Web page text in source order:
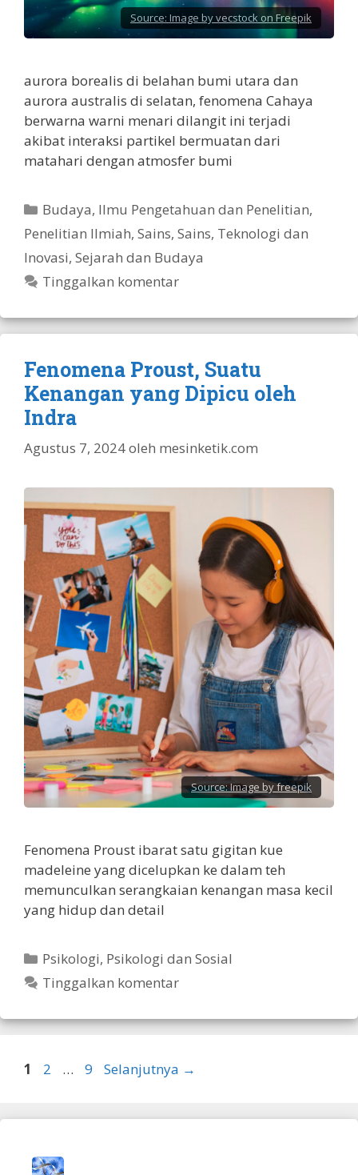
Source: Image by vecstock on Freepik
aurora borealis di belahan bumi utara dan
aurora australis di selatan, fenomena Cahaya
berwarna warni menari dilangit ini terjadi
akibat interaksi partikel bermuatan dari
matahari dengan atmosfer bumi
Kategori
Budaya, Ilmu Pengetahuan dan Penelitian,
Penelitian Ilmiah, Sains, Sains, Teknologi dan
Inovasi, Sejarah dan Budaya
Tinggalkan komentar
Fenomena Proust, Suatu
Kenangan yang Dipicu oleh
Indra
Agustus 7, 2024oleh mesinketik.com
Source:Image by freepik
Fenomena Proust ibarat satu gigitan kue
madeleine yang dicelupkan ke dalam teh
memunculkan serangkaian kenangan masa kecil
yang hidup dan detail
Kategori
Psikologi, Psikologi dan Sosial
Tinggalkan komentar
Halaman
1 Halaman
2 … Halaman
9 Selanjutnya →